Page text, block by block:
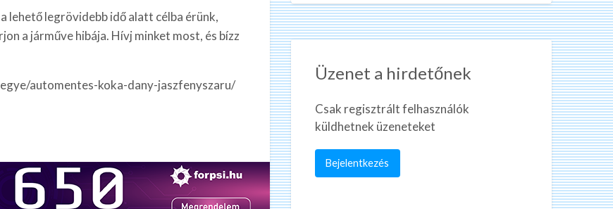
lehető legrövidebb idő alatt célba érünk,
a járműve hibája. Hívj minket most, és bízz
automentes-koka-dany-jaszfenyszaru/
Üzenet a hirdetőnek
Csak regisztrált felhasználók
küldhetnek üzeneteket
Bejelentkezés